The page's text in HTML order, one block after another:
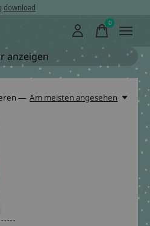
download
0items
anzeigen
— Am meisten angesehen